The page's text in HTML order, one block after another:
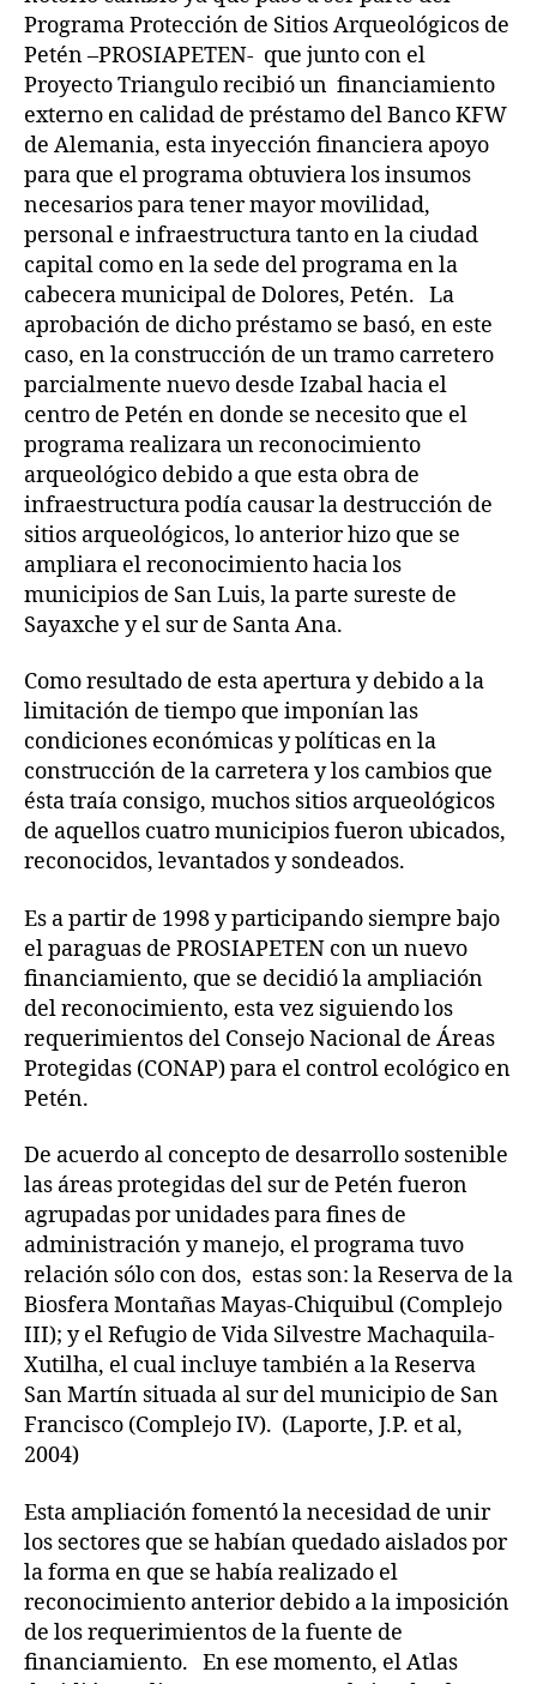
Programa Protección de Sitios Arqueológicos de
Petén –PROSIAPETEN- que junto con el
Proyecto Triangulo recibió un financiamiento
externo en calidad de préstamo del Banco KFW
de Alemania, esta inyección financiera apoyo
para que el programa obtuviera los insumos
necesarios para tener mayor movilidad,
personal e infraestructura tanto en la ciudad
capital como en la sede del programa en la
cabecera municipal de Dolores, Petén. La
aprobación de dicho préstamo se basó, en este
caso, en la construcción de un tramo carretero
parcialmente nuevo desde Izabal hacia el
centro de Petén en donde se necesito que el
programa realizara un reconocimiento
arqueológico debido a que esta obra de
infraestructura podía causar la destrucción de
sitios arqueológicos, lo anterior hizo que se
ampliara el reconocimiento hacia los
municipios de San Luis, la parte sureste de
Sayaxche y el sur de Santa Ana.
Como resultado de esta apertura y debido a la
limitación de tiempo que imponían las
condiciones económicas y políticas en la
construcción de la carretera y los cambios que
ésta traía consigo, muchos sitios arqueológicos
de aquellos cuatro municipios fueron ubicados,
reconocidos, levantados y sondeados.
Es a partir de 1998 y participando siempre bajo
el paraguas de PROSIAPETEN con un nuevo
financiamiento, que se decidió la ampliación
del reconocimiento, esta vez siguiendo los
requerimientos del Consejo Nacional de Áreas
Protegidas (CONAP) para el control ecológico en
Petén.
De acuerdo al concepto de desarrollo sostenible
las áreas protegidas del sur de Petén fueron
agrupadas por unidades para fines de
administración y manejo, el programa tuvo
relación sólo con dos, estas son: la Reserva de la
Biosfera Montañas Mayas-Chiquibul (Complejo
III); y el Refugio de Vida Silvestre Machaquila-
Xutilha, el cual incluye también a la Reserva
San Martín situada al sur del municipio de San
Francisco (Complejo IV). (Laporte, J.P. et al,
2004)
Esta ampliación fomentó la necesidad de unir
los sectores que se habían quedado aislados por
la forma en que se había realizado el
reconocimiento anterior debido a la imposición
de los requerimientos de la fuente de
financiamiento. En ese momento, el Atlas